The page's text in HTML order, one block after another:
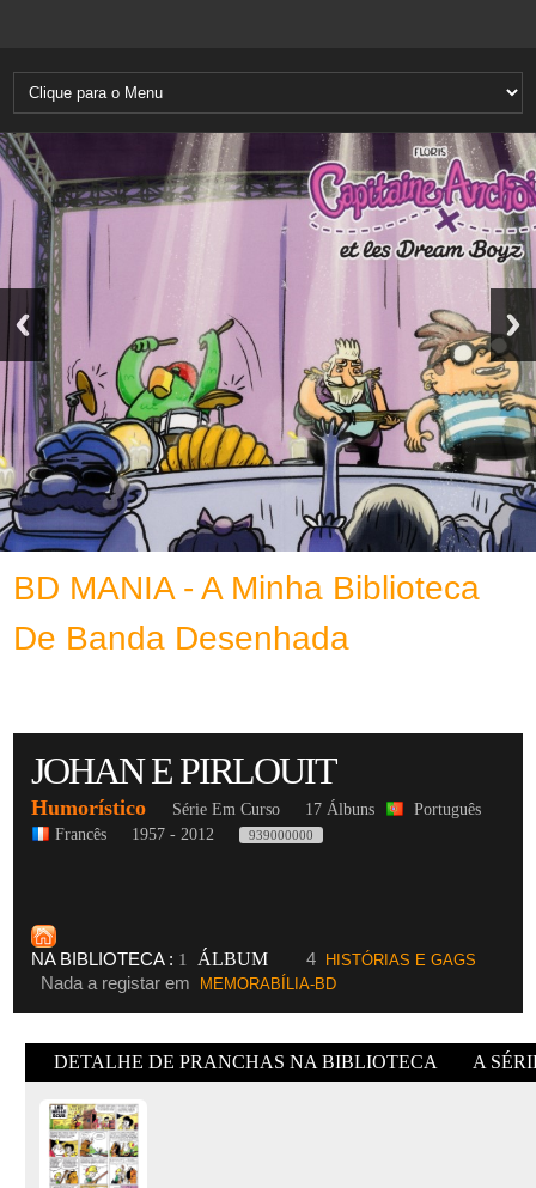
BD MANIA - A Minha Biblioteca
De Banda Desenhada
JOHAN E PIRLOUIT
Humorístico Série Em Curso 17 Álbuns
Português
Francês
1957 - 2012 939000000
NA BIBLIOTECA : 1 ÁLBUM 4 HISTÓRIAS E GAGS
Nada a registar em MEMORABÍLIA-BD
DETALHE DE PRANCHAS NA BIBLIOTECA A